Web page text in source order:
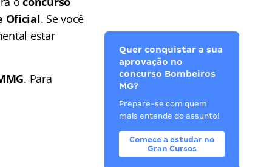
Oficial. Se você
estar
. Para
Quer conquistar a sua
aprovação no
concurso Bombeiros
MG?
Prepare-se com quem
mais entende do assunto!
Comece a estudar no
Gran Cursos